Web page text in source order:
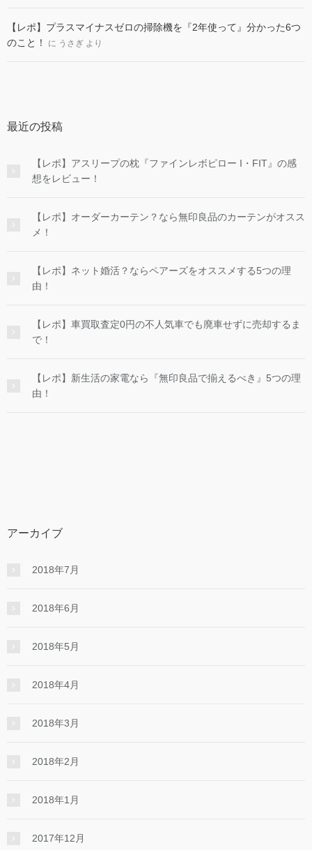
【レポ】プラスマイナスゼロの掃除機を『2年使って』分かった6つ
のこと！
に うさぎ より
最近の投稿
【レポ】アスリープの枕『ファインレボピロー I・FIT』の感
想をレビュー！
【レポ】オーダーカーテン？なら無印良品のカーテンがオスス
メ！
【レポ】ネット婚活？ならペアーズをオススメする5つの理
由！
【レポ】車買取査定0円の不人気車でも廃車せずに売却するま
で！
【レポ】新生活の家電なら『無印良品で揃えるべき』5つの理
由！
アーカイブ
2018年7月
2018年6月
2018年5月
2018年4月
2018年3月
2018年2月
2018年1月
2017年12月